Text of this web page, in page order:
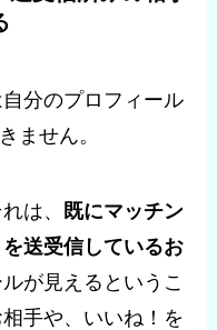
分のプロフィール
ません。
は、
既にマッチン
送受信しているお
が見えるというこ
手や、いいね！を